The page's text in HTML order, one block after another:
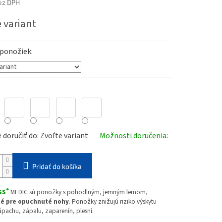
DPH
variant
doručiť do: Zvoľte variant Možnosti doručenia
Pridať do košíka
®MEDIC sú ponožky s pohodlným, jemným lemom,
pre opuchnuté nohy. Ponožky znižujú riziko výskytu
zápalu, zaparenín, plesní.